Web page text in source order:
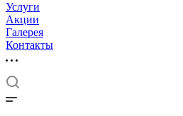
Услуги
Акции
Галерея
Контакты